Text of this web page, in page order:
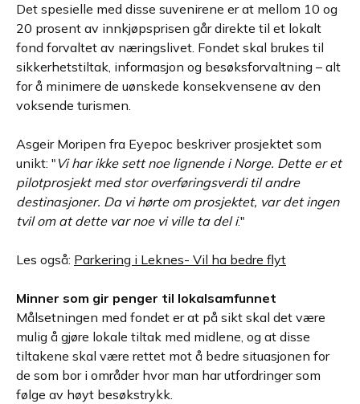
Det spesielle med disse suvenirene er at mellom 10 og
20 prosent av innkjøpsprisen går direkte til et lokalt
fond forvaltet av næringslivet. Fondet skal brukes til
sikkerhetstiltak, informasjon og besøksforvaltning – alt
for å minimere de uønskede konsekvensene av den
voksende turismen.
Asgeir Moripen fra Eyepoc beskriver prosjektet som
unikt: " Vi har ikke sett noe lignende i Norge. Dette er et
pilotprosjekt med stor overføringsverdi til andre
destinasjoner. Da vi hørte om prosjektet, var det ingen
tvil om at dette var noe vi ville ta del i."
Les også: Parkering i Leknes- Vil ha bedre flyt
Minner som gir penger til lokalsamfunnet
Målsetningen med fondet er at på sikt skal det være
mulig å gjøre lokale tiltak med midlene, og at disse
tiltakene skal være rettet mot å bedre situasjonen for
de som bor i områder hvor man har utfordringer som
følge av høyt besøkstrykk.